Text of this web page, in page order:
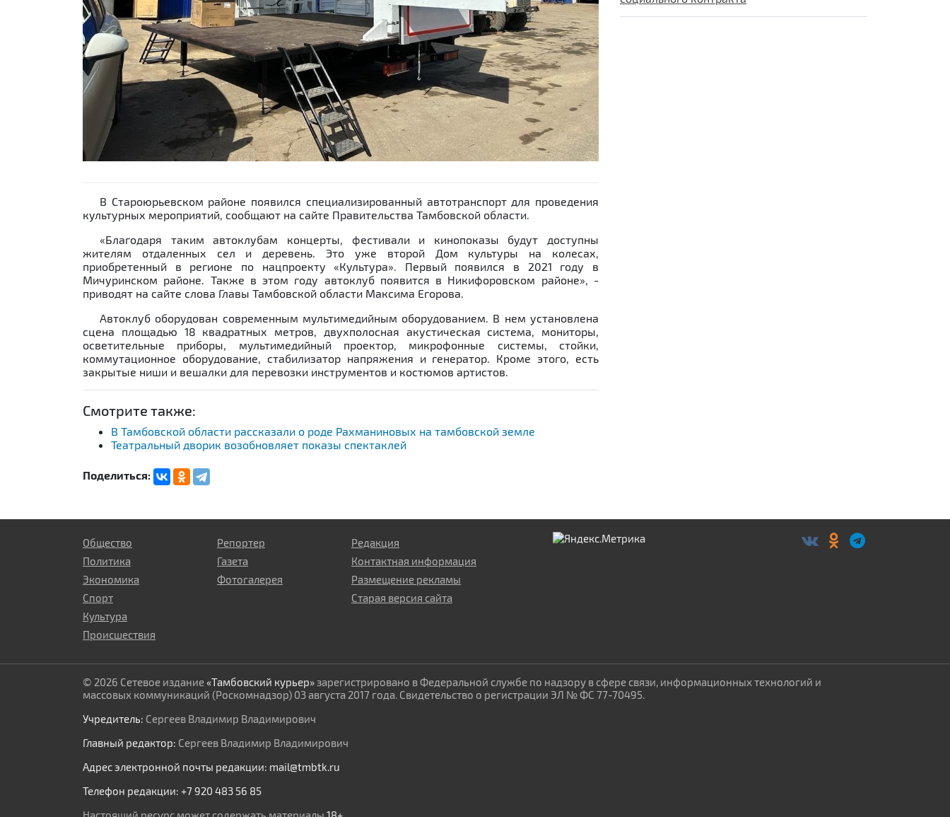
Previous Next
В Староюрьевском районе появился специализированный автотранспорт для проведения
культурных мероприятий, сообщают на сайте Правительства Тамбовской области.
«Благодаря таким автоклубам концерты, фестивали и кинопоказы будут доступны
жителям отдаленных сел и деревень. Это уже второй Дом культуры на колесах,
приобретенный в регионе по нацпроекту «Культура». Первый появился в 2021 году в
Мичуринском районе. Также в этом году автоклуб появится в Никифоровском районе», -
приводят на сайте слова Главы Тамбовской области Максима Егорова.
Автоклуб оборудован современным мультимедийным оборудованием. В нем установлена
сцена площадью 18 квадратных метров, двухполосная акустическая система, мониторы,
осветительные приборы, мультимедийный проектор, микрофонные системы, стойки,
коммутационное оборудование, стабилизатор напряжения и генератор. Кроме этого, есть
закрытые ниши и вешалки для перевозки инструментов и костюмов артистов.
Смотрите также:
В Тамбовской области рассказали о роде Рахманиновых на тамбовской земле
Театральный дворик возобновляет показы спектаклей
Поделиться:
Общество
Политика
Экономика
Спорт
Культура
Происшествия
Репортер
Газета
Фотогалерея
Редакция
Контактная информация
Размещение рекламы
Старая версия сайта
© 2026 Сетевое издание«Тамбовский курьер» зарегистрировано в Федеральной службе по надзору в сфере связи, информационных технологий и
массовых коммуникаций (Роскомнадзор) 03 августа 2017 года. Свидетельство о регистрации ЭЛ № ФС 77-70495.
Учредитель: Сергеев Владимир Владимирович
Главный редактор: Сергеев Владимир Владимирович
Адрес электронной почты редакции: mail@tmbtk.ru
Телефон редакции: +7 920 483 56 85